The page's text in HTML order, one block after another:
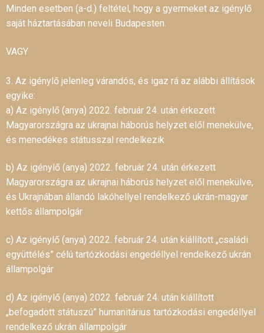
Minden esetben (a-d.) feltétel, hogy a gyermeket az igénylő
saját háztartásában neveli Budapesten.
VAGY
3. Az igénylő jelenleg várandós, és igaz rá az alábbi állítások
egyike:
a) Az igénylő (anya) 2022. február 24. után érkezett
Magyarországra az ukrajnai háborús helyzet elől menekülve,
és menedékes státusszal rendelkezik
b) Az igénylő (anya) 2022. február 24. után érkezett
Magyarországra az ukrajnai háborús helyzet elől menekülve,
és Ukrajnában állandó lakóhellyel rendelkező ukrán-magyar
kettős állampolgár
c) Az igénylő (anya) 2022. február 24. után kiállított „családi
együttélés” célú tartózkodási engedéllyel rendelkező ukrán
állampolgár
d) Az igénylő (anya) 2022. február 24. után kiállított
„befogadott státuszú” humanitárius tartózkodási engedéllyel
rendelkező ukrán állampolgár